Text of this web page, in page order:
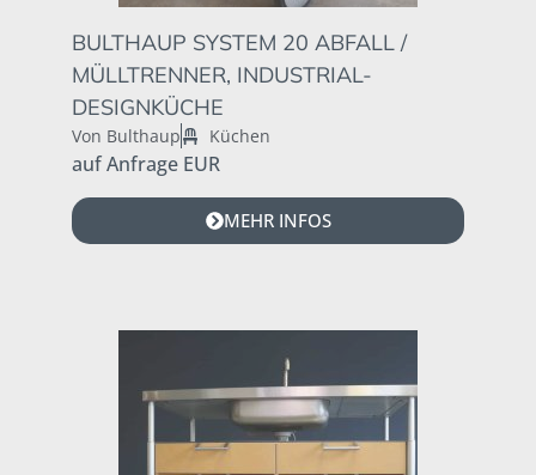
BULTHAUP SYSTEM 20 ABFALL /
MÜLLTRENNER, INDUSTRIAL-
DESIGNKÜCHE
Von Bulthaup Küchen
auf Anfrage EUR
MEHR INFOS